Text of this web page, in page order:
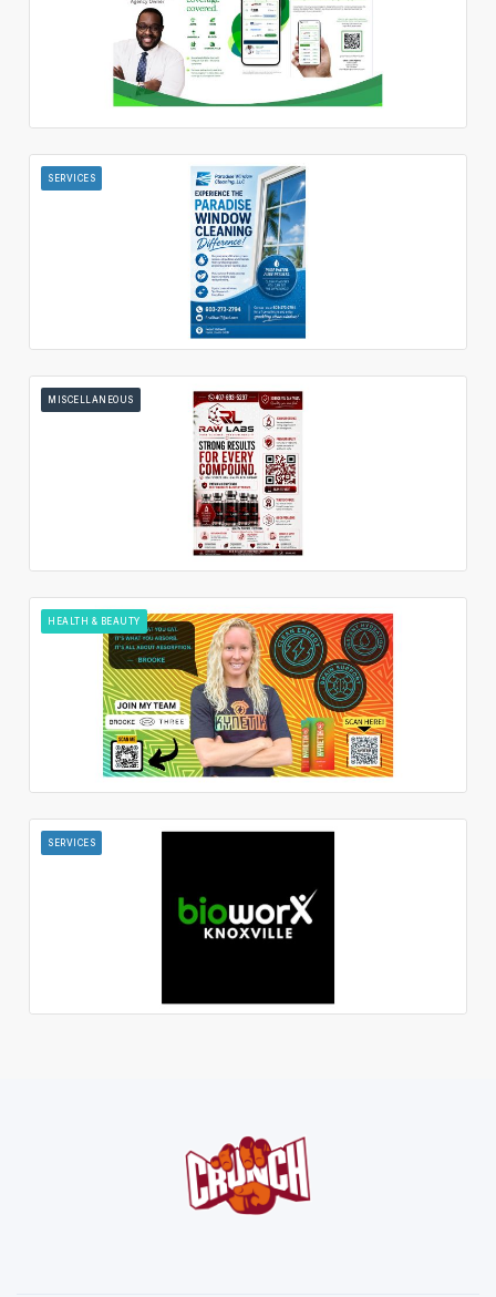
SERVICES
MISCELLANEOUS
HEALTH & BEAUTY
SERVICES